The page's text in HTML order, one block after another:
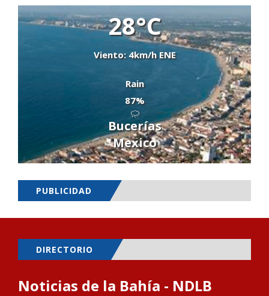
28°C
Viento: 4km/h ENE
Rain
87%
Bucerías
Mexico
PUBLICIDAD
DIRECTORIO
Noticias de la Bahía - NDLB